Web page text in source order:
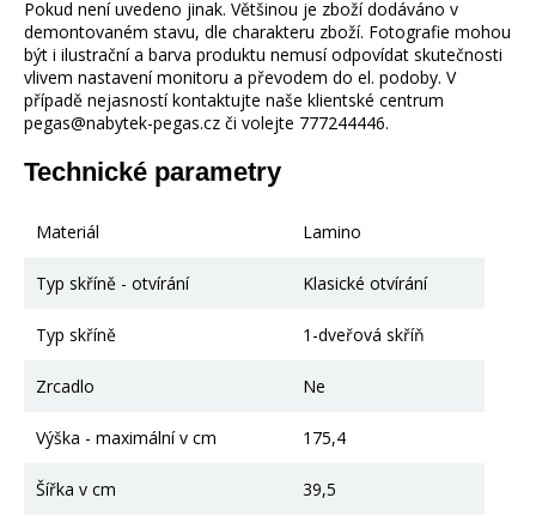
Pokud není uvedeno jinak. Většinou je zboží dodáváno v
demontovaném stavu, dle charakteru zboží. Fotografie mohou
být i ilustrační a barva produktu nemusí odpovídat skutečnosti
vlivem nastavení monitoru a převodem do el. podoby. V
případě nejasností kontaktujte naše klientské centrum
pegas@nabytek-pegas.cz či volejte 777244446.
Technické parametry
Materiál Lamino
Typ skříně - otvírání Klasické otvírání
Typ skříně 1-dveřová skříň
Zrcadlo Ne
Výška - maximální v cm 175,4
Šířka v cm 39,5